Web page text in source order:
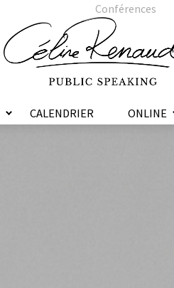
CALENDRIER ONLINE
Conférences